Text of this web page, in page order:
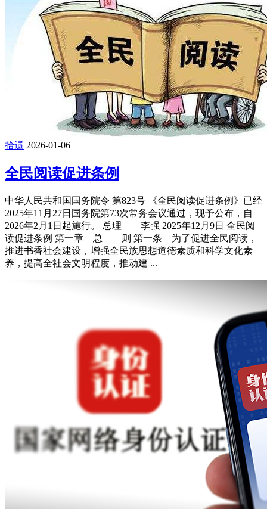
拾遗 2026-01-06
全民阅读促进条例
中华人民共和国国务院令 第823号 《全民阅读促进条例》已经
2025年11月27日国务院第73次常务会议通过，现予公布，自
2026年2月1日起施行。 总理 李强 2025年12月9日 全民阅
读促进条例 第一章 总 则 第一条 为了促进全民阅读，
推进书香社会建设，增强全民族思想道德素质和科学文化素
养，提高全社会文明程度，推动建 ...